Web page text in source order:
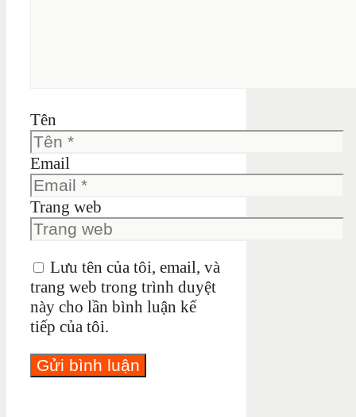
Tên
Email
Trang web
Lưu tên của tôi, email, và
trang web trong trình duyệt
này cho lần bình luận kế
tiếp của tôi.